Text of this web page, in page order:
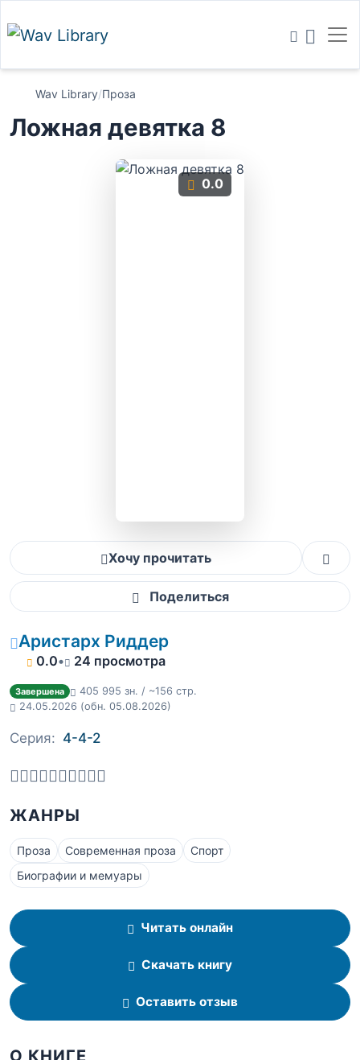
Wav Library/Проза
Ложная девятка 8
0.0
Хочу прочитать
Поделиться
Аристарх Риддер
0.0• 24 просмотра
Завершена
405 995 зн. / ~156 стр.
24.05.2026 (обн. 05.08.2026)
Серия: 4-4-2
ЖАНРЫ
Проза Современная проза
Спорт
Биографии и мемуары
Читать онлайн
Скачать книгу
Оставить отзыв
О КНИГЕ